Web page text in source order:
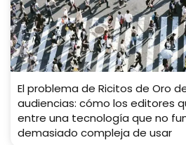
El problema de Ricitos de Oro
audiencias: cómo los editores
entre una tecnología que no
demasiado compleja de usar